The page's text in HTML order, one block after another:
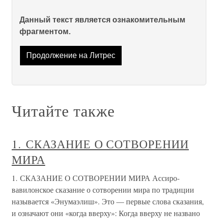
Данный текст является ознакомительным
фрагментом.
Продолжение на Литрес
Читайте также
1. СКАЗАНИЕ О СОТВОРЕНИИ
МИРА
1. СКАЗАНИЕ О СОТВОРЕНИИ МИРА Ассиро-
вавилонское сказание о сотворении мира по традиции
называется «Энумаэлиш». Это — первые слова сказания,
и означают они «когда вверху»: Когда вверху не названо